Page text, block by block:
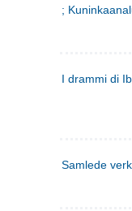
;
I drammi di
Samlede